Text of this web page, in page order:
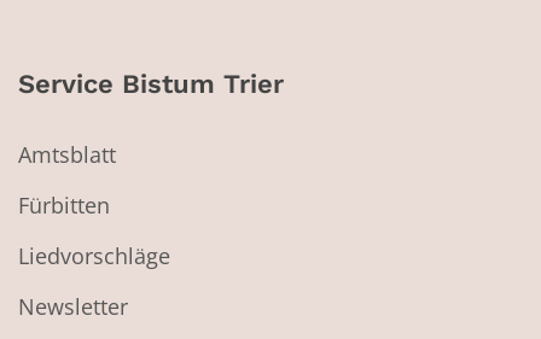
Service Bistum Trier
Amtsblatt
Fürbitten
Liedvorschläge
Newsletter